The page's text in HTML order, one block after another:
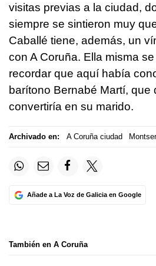
visitas previas a la ciudad,
siempre se sintieron muy
Caballé tiene, además, un
con A Coruña. Ella misma
recordar que aquí había
barítono Bernabé Martí, que
convertiría en su marido.
Archivado en: A Coruña ciudad
Añade a La Voz de Galicia en Google
También en A Coruña